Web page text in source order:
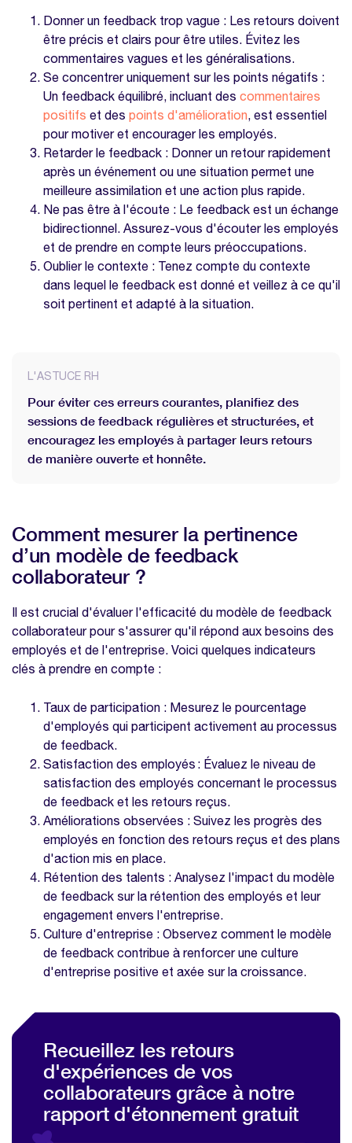
Donner un feedback trop vague : Les retours doivent
être précis et clairs pour être utiles. Évitez les
commentaires vagues et les généralisations.
Se concentrer uniquement sur les points négatifs :
Un feedback équilibré, incluant des commentaires
positifs et des points d'amélioration, est essentiel
pour motiver et encourager les employés.
Retarder le feedback : Donner un retour rapidement
après un événement ou une situation permet une
meilleure assimilation et une action plus rapide.
Ne pas être à l'écoute : Le feedback est un échange
bidirectionnel. Assurez-vous d'écouter les employés
et de prendre en compte leurs préoccupations.
Oublier le contexte : Tenez compte du contexte
dans lequel le feedback est donné et veillez à ce qu'il
soit pertinent et adapté à la situation.
L'ASTUCE RH
Pour éviter ces erreurs courantes, planifiez des
sessions de feedback régulières et structurées, et
encouragez les employés à partager leurs retours
de manière ouverte et honnête.
Comment mesurer la pertinence
d’un modèle de feedback
collaborateur ?
Il est crucial d'évaluer l'efficacité du modèle de feedback
collaborateur pour s'assurer qu'il répond aux besoins des
employés et de l'entreprise. Voici quelques indicateurs
clés à prendre en compte :
Taux de participation : Mesurez le pourcentage
d'employés qui participent activement au processus
de feedback.
Satisfaction des employés : Évaluez le niveau de
satisfaction des employés concernant le processus
de feedback et les retours reçus.
Améliorations observées : Suivez les progrès des
employés en fonction des retours reçus et des plans
d'action mis en place.
Rétention des talents : Analysez l'impact du modèle
de feedback sur la rétention des employés et leur
engagement envers l'entreprise.
Culture d'entreprise : Observez comment le modèle
de feedback contribue à renforcer une culture
d'entreprise positive et axée sur la croissance.
Recueillez les retours
d'expériences de vos
collaborateurs grâce à notre
rapport d'étonnement gratuit